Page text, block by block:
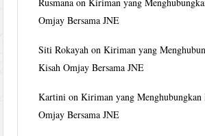
Omjay Bersama JNE
Siti Rokayah onKiriman yang
Kisah Omjay Bersama JNE
Kartini onKiriman yang
Omjay Bersama JNE